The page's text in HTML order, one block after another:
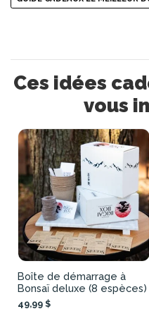
Ces idées
vous
Boîte de démarrage à
Bonsaï deluxe (8 espèces)
49,99 $